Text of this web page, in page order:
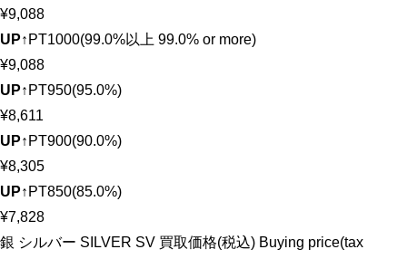
¥9,088
UP↑ PT1000(99.0%以上 99.0% or more)
¥9,088
UP↑ PT950(95.0%)
¥8,611
UP↑ PT900(90.0%)
¥8,305
UP↑ PT850(85.0%)
¥7,828
銀 シルバー SILVER SV 買取価格(税込) Buying price(tax